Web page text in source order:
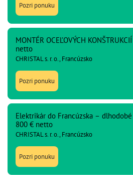
Pozri ponuku
MONTÉR OCEĽOVÝCH
netto
CHRISTAL s. r. o., Francúzsko
Pozri ponuku
Elektrikár do Francúzska –
800 € netto
CHRISTAL s. r. o., Francúzsko
Pozri ponuku